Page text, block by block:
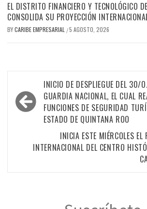
EL DISTRITO FINANCIERO Y TECNOLÓGICO
CONSOLIDA SU PROYECCIÓN
BYCARIBE EMPRESARIAL /5 AGOSTO, 2026
Navegación
de
entradas
INICIO DE DESPLIEGUE DEL 30/
GUARDIA NACIONAL, EL CUAL
FUNCIONES DE SEGURIDAD
ESTADO DE QUINTANA ROO
INICIA ESTE MIÉRCOLES EL
INTERNACIONAL DEL CENTRO